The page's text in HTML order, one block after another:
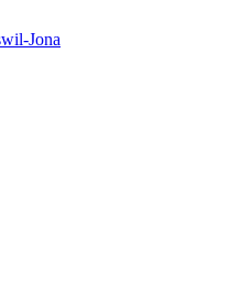
Jona